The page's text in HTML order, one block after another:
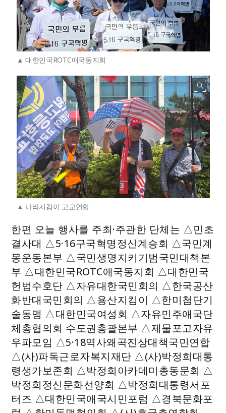
대한민국ROTC애국동지회
나라지킴이 고교연합
한편 오늘 행사를 주최·주관한 단체는 △민초
결사대 △5·16구국혁명정신계승회 △국민계
몽운동본부 △국민생명지키기범국민대책본
부 △대한민국ROTC애국동지회 △대한민국
헌법수호단 △자유대한국민회의 △한국공산
화반대국민회의 △용산지킴이 △한미첨단기
술동맹 △대한민국여성회 △자유민주애국단
체총협의회 수도권총괄본부 △제물포고자유
우파모임 △5·18역사왜곡진상대책국민연합
△(사)파독근로자복지재단 △(사)박정희대통
령생가보존회 △박정희아카데미총동문회 △
박정희정신문화선양회 △박정희대통령서포
터즈 △대한민국애국시민포럼 △경북문화포